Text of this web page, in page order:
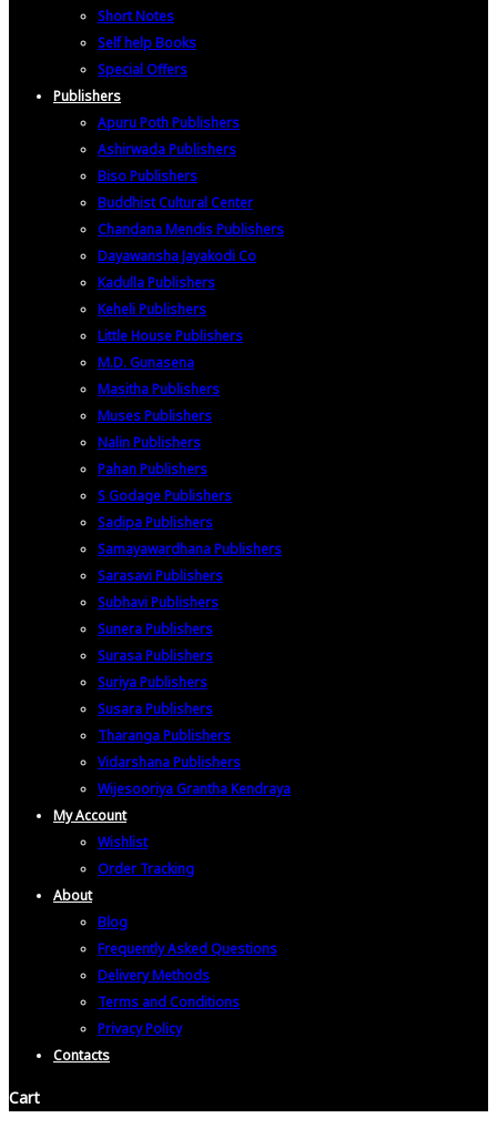
Short Notes
Self help Books
Special Offers
Publishers
Apuru Poth Publishers
Ashirwada Publishers
Biso Publishers
Buddhist Cultural Center
Chandana Mendis Publishers
Dayawansha Jayakodi Co
Kadulla Publishers
Keheli Publishers
Little House Publishers
M.D. Gunasena
Masitha Publishers
Muses Publishers
Nalin Publishers
Pahan Publishers
S Godage Publishers
Sadipa Publishers
Samayawardhana Publishers
Sarasavi Publishers
Subhavi Publishers
Sunera Publishers
Surasa Publishers
Suriya Publishers
Susara Publishers
Tharanga Publishers
Vidarshana Publishers
Wijesooriya Grantha Kendraya
My Account
Wishlist
Order Tracking
About
Blog
Frequently Asked Questions
Delivery Methods
Terms and Conditions
Privacy Policy
Contacts
Cart